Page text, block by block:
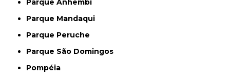
Parque Anhembi
Parque Mandaqui
Parque Peruche
Parque São Domingos
Pompéia